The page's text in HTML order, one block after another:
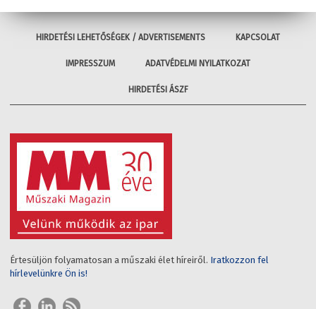
HIRDETÉSI LEHETŐSÉGEK / ADVERTISEMENTS KAPCSOLAT
IMPRESSZUM ADATVÉDELMI NYILATKOZAT
HIRDETÉSI ÁSZF
Értesüljön folyamatosan a műszaki élet híreiről. Iratkozzon fel
hírlevelünkre Ön is!